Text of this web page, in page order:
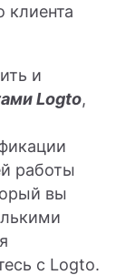
клиента
и
Logto,
работы
вы
с Logto.